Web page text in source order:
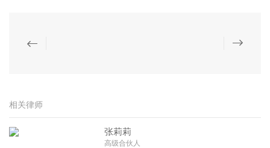
相关律师
张莉莉
高级合伙人